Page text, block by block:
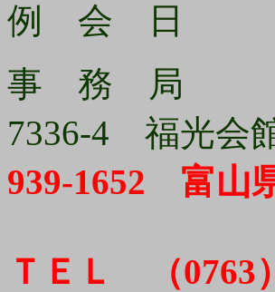
例 会 日
事 務 局 〒
7336-4 福光
939-1652 富山
ＴＥＬ （